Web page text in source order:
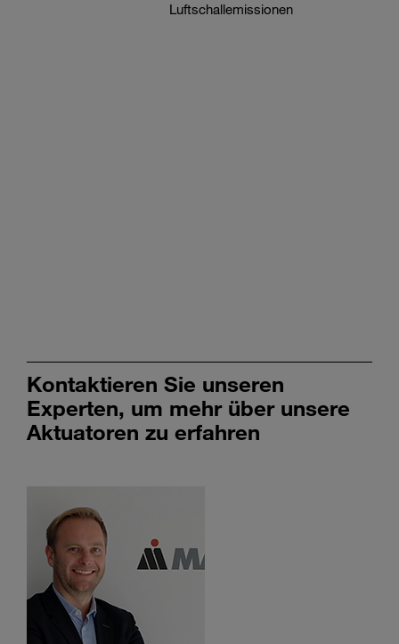
Luftschallemissionen
Kontaktieren Sie unseren
Experten, um mehr über unsere
Aktuatoren zu erfahren